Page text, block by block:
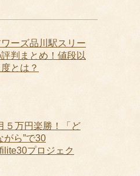
ーズ品川駅スリー
判まとめ！値段以
度とは？
５万円楽勝！「ど
がら”で30
プロジェク